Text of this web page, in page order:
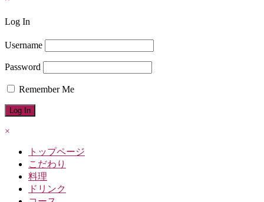
Log In
Username
Password
Remember Me
×
トップページ
こだわり
料理
ドリンク